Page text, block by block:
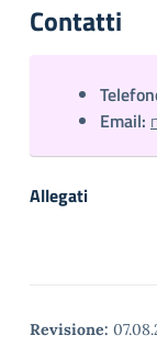
Contatti
Email:
Allegati
Revisione: